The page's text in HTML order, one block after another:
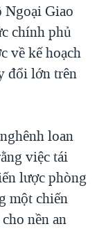
Ngoại Giao
chính phủ
về kế hoạch
đổi lớn trên
loan
việc tái
lược phòng
một chiến
nền an